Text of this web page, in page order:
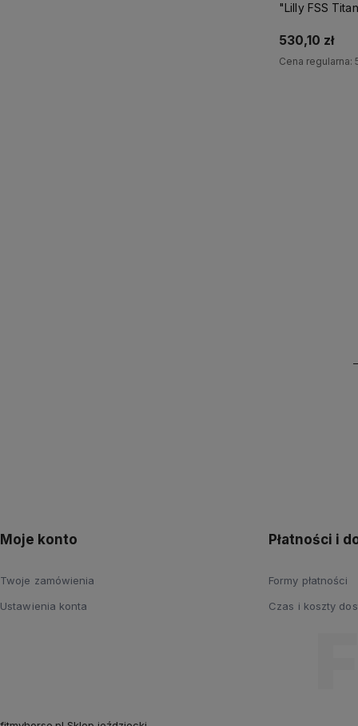
"Lilly FSS
530,10 zł
Cena regularna:
Moje konto
Twoje zamówienia
Ustawienia konta
Płatności i
Formy płatności
Czas i koszty